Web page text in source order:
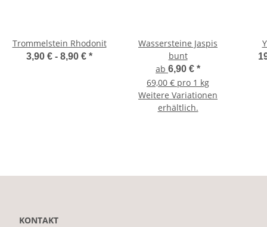
Trommelstein Rhodonit
3,90 € - 8,90 € *
Wassersteine Jaspis
bunt
ab 6,90 € *
69,00 € pro 1 kg
Weitere Variationen
erhältlich.
KONTAKT